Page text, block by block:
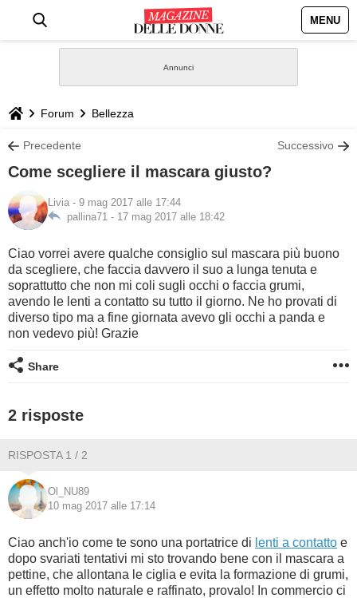
MENU
STILE
DEFINIZIONI
GASTRONOMIA
CAPELLI
DIETA
FORUM
Forum Bellezza
Precedente Successivo
Come scegliere il mascara giusto?
Livia - 9 mag 2017 alle 17:44
pallina71 - 17 mag 2017 alle 18:42
Ciao vorrei avere qualche consiglio sul mascara più buono
da scegliere, che faccia davvero il suo a lunga tenuta e
soprattutto che non mi coli sugli occhi o faccia grumi,
avendo le lenti a contatto su tutto il giorno. Ne ho provati di
diverso tipo ma a fine giornata avevo gli occhi a panda e
non vedevo più! Grazie
Share
2 risposte
RISPOSTA 1 / 2
Ol_NU89
10 mag 2017 alle 17:14
Ciao anch'io come te sono una portatrice di lenti a contatto e
dopo svariati tentativi mi sto trovando bene con il mascara a
pettine, che allontana le ciglia e evita la formazione di grumi,
un effetto molto naturale e raffinato, provalo! In commercio ci